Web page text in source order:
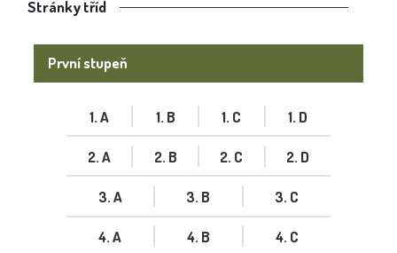
Stránky tříd
První stupeň
1. A 1. B 1. C 1. D
2. A 2. B 2. C 2. D
3. A 3. B 3. C
4. A 4. B 4. C